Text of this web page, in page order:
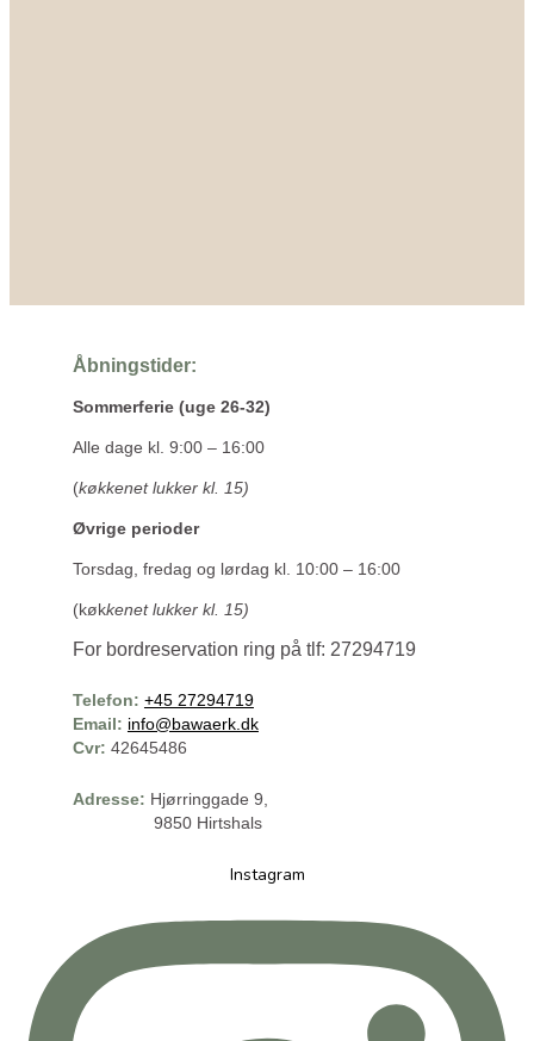
Åbningstider:
Sommerferie (uge 26-32)
Alle dage kl. 9:00 – 16:00
(køkkenet lukker kl. 15)
Øvrige perioder
Torsdag, fredag og lørdag kl. 10:00 – 16:00
(køkkenet lukker kl. 15)
For bordreservation ring på tlf: 27294719
Telefon: +45 27294719
Email: info@bawaerk.dk
Cvr: 42645486
Adresse: Hjørringgade 9,
9850 Hirtshals
Instagram